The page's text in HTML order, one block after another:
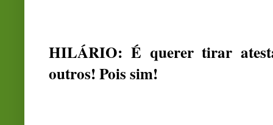
HILÁRIO: É querer tirar
outros! Pois sim!